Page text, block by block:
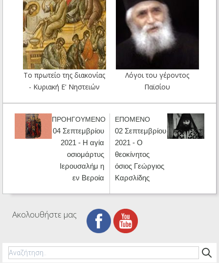
Το πρωτείο της διακονίας
- Κυριακή Ε' Νηστειών
Λόγοι του γέροντος
Παϊσίου
ΠΡΟΗΓΟΥΜΕΝΟ
04 Σεπτεμβρίου
2021 - Η αγία
οσιομάρτυς
Ιερουσαλήμ η
εν Βεροία
ΕΠΟΜΕΝΟ
02 Σεπτεμβρίου
2021 - Ο
θεοκίνητος
όσιος Γεώργιος
Καρσλίδης
Ακολουθήστε μας